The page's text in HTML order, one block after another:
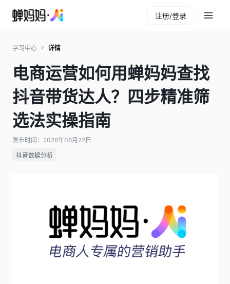
注册/登录
学习中心 详情
电商运营如何用蝉妈妈查找
抖音带货达人？四步精准筛
选法实操指南
发布时间：2026年06月22日
抖音数据分析